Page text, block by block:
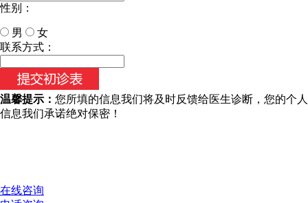
性别：
男
女
今天日期：
联系方式：
温馨提示： 您所填的信息我们将及时反馈给医生诊断，您的个人
信息我们承诺绝对保密！
在线咨询